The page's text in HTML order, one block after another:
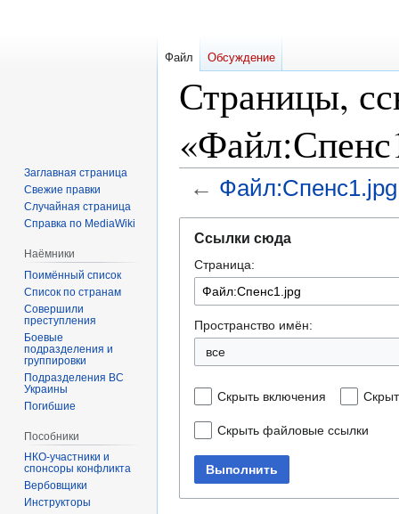
Страницы,
← Файл:Спенс1.jpg
навигации
поиску
Ссылки сюда
Страница:
Пространство имён:
все
Скрыть включения
Скрыть файловые ссылки
Выполнить
Файл Обсуждение
Заглавная страница
Свежие правки
Случайная страница
Справка по MediaWiki
Наёмники
Поимённый список
Список по странам
Совершили
преступления
Боевые
подразделения и
группировки
Подразделения ВС
Украины
Погибшие
Пособники
спонсоры конфликта
‏‎Вербовщики
Инструкторы